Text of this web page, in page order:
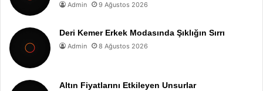
Admin 9 Ağustos 2026
Deri Kemer Erkek Modasında Şıklığın Sırrı
Admin 8 Ağustos 2026
Altın Fiyatlarını Etkileyen Unsurlar